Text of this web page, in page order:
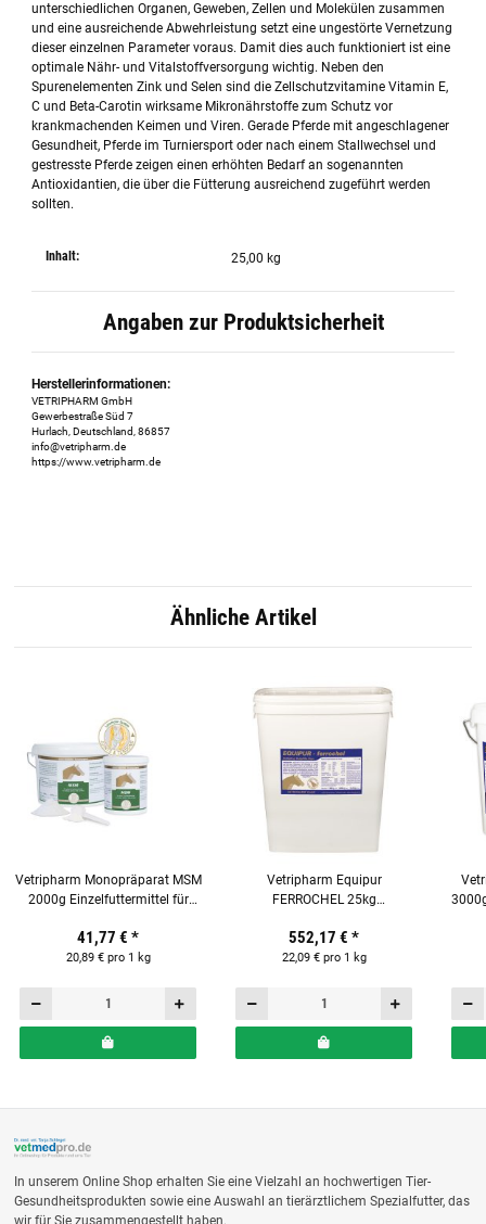
unterschiedlichen Organen, Geweben, Zellen und Molekülen zusammen
und eine ausreichende Abwehrleistung setzt eine ungestörte Vernetzung
dieser einzelnen Parameter voraus. Damit dies auch funktioniert ist eine
optimale Nähr- und Vitalstoffversorgung wichtig. Neben den
Spurenelementen Zink und Selen sind die Zellschutzvitamine Vitamin E,
C und Beta-Carotin wirksame Mikronährstoffe zum Schutz vor
krankmachenden Keimen und Viren. Gerade Pferde mit angeschlagener
Gesundheit, Pferde im Turniersport oder nach einem Stallwechsel und
gestresste Pferde zeigen einen erhöhten Bedarf an sogenannten
Antioxidantien, die über die Fütterung ausreichend zugeführt werden
sollten.
Inhalt: 25,00 kg
Angaben zur Produktsicherheit
Herstellerinformationen:
VETRIPHARM GmbH
Gewerbestraße Süd 7
Hurlach, Deutschland, 86857
info@vetripharm.de
https://www.vetripharm.de
Ähnliche Artikel
Vetripharm Monopräparat MSM
2000g Einzelfuttermittel für
41,77 € *
20,89 € pro 1 kg
Vetripharm Equipur
FERROCHEL 25kg
Pferde
552,17 € *
22,09 € pro 1 kg
In unserem Online Shop erhalten Sie eine Vielzahl an hochwertigen Tier-
Gesundheitsprodukten sowie eine Auswahl an tierärztlichem Spezialfutter, das
wir für Sie zusammengestellt haben.